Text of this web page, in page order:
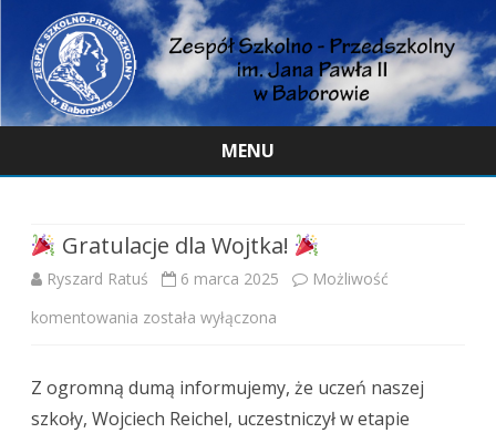
MENU
Gratulacje dla Wojtka!
Ryszard Ratuś 6 marca 2025
Możliwość
komentowania
dla
została wyłączona
Z ogromną dumą informujemy, że uczeń naszej
szkoły, Wojciech Reichel, uczestniczył w etapie